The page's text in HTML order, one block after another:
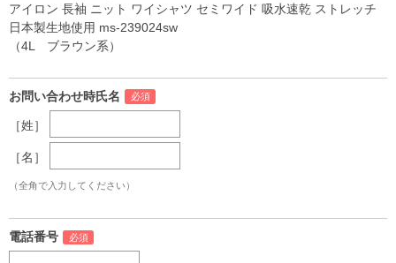
アイロン 長袖 ニット ワイシャツ セミワイド 吸水速乾 ストレッチ
日本製生地使用 ms-239024sw
（4L ブラウン系）
お問い合わせ時氏名
［姓］
［名］
（全角で入力してください）
電話番号